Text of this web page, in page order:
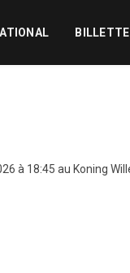
à 18:45 au Koning